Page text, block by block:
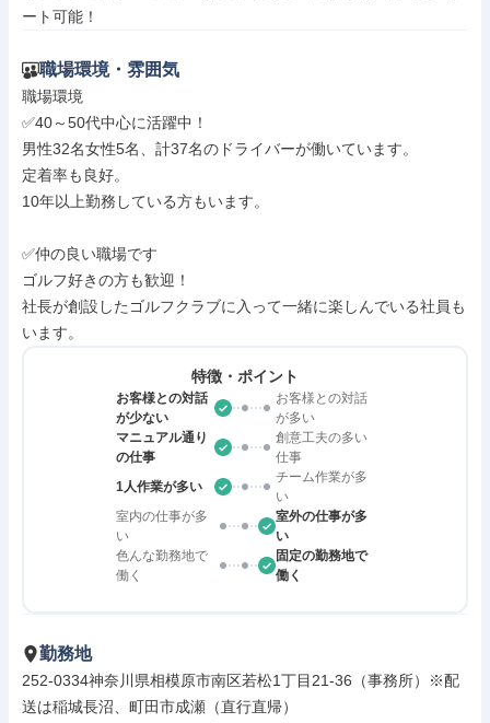
ート可能！
職場環境・雰囲気
職場環境
✅40～50代中心に活躍中！
男性32名女性5名、計37名のドライバーが働いています。
定着率も良好。
10年以上勤務している方もいます。
✅仲の良い職場です
ゴルフ好きの方も歓迎！
社長が創設したゴルフクラブに入って一緒に楽しんでいる社員も
います。
特徴・ポイント
お客様との対話
が少ない
お客様との対話
が多い
マニュアル通り
の仕事
創意工夫の多い
仕事
1人作業が多い
チーム作業が多
い
室内の仕事が多
い
室外の仕事が多
い
色んな勤務地で
働く
固定の勤務地で
働く
勤務地
252-0334神奈川県相模原市南区若松1丁目21-36（事務所）※配
送は稲城長沼、町田市成瀬（直行直帰）